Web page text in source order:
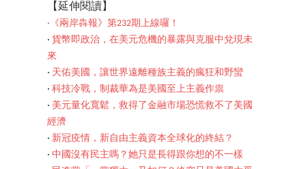
【延伸閱讀】
‧ 《兩岸犇報》第232期上線囉！
‧ 貨幣即政治，在美元危機的暴露與克服中兌現未
來
‧ 天佑美國，讓世界遠離種族主義的瘋狂和野蠻
‧ 科技冷戰，制裁華為是美國至上主義作祟
‧ 美元量化寬鬆，救得了金融市場恐慌救不了美國
經濟
‧ 新冠疫情，新自由主義資本全球化的終結？
‧ 中國沒有民主嗎？她只是長得跟你想的不一樣